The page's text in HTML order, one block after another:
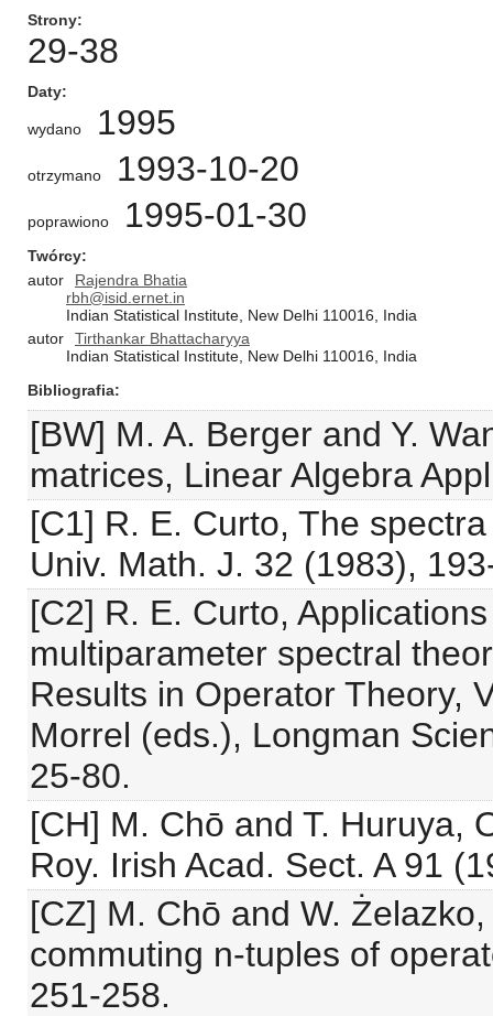
Strony
29-38
Daty
wydano 1995
otrzymano 1993-10-20
poprawiono 1995-01-30
Twórcy
autor
Rajendra Bhatia
rbh@isid.ernet.in
Indian Statistical Institute, New Delhi 110016, India
autor
Tirthankar Вhattacharyya
Indian Statistical Institute, New Delhi 110016, India
Bibliografia
[BW] M. A. Berger and Y.
matrices, Linear Algebra
[C1] R. E. Curto, The
Univ. Math. J. 32 (1983),
[C2] R. E. Curto,
multiparameter spectral
Results in Operator Theory,
Morrel (eds.), Longman
25-80.
[CH] M. Chō and T. Huruya,
Roy. Irish Acad. Sect. A 91
[CZ] M. Chō and W.
commuting n-tuples of
251-258.